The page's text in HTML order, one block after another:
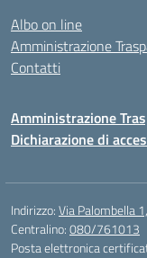
Albo on line
Amministrazione
Contatti
Amministrazione
Dichiarazione di
Indirizzo:Via Palombella
Centralino:080/761013
Posta elettronica